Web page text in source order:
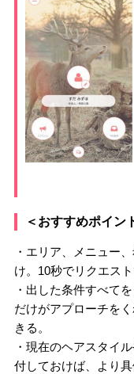
＜おすすめポイン
・エリア、メニュー
け。10秒でリクエス
・出した条件すべて
だけがアプローチを
きる。
・現在のヘアスタイ
付しておけば、より